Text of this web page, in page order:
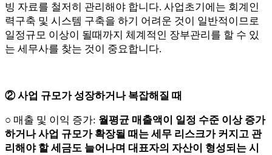
빙 자료를 철저히 관리해야 합니다. 사업초기에는 회계인
력구축 및 시스템 구축을 하기 어려운 것이 일반적이므로
일정규모 이상이 될때까지 체계적인 장부관리를 할 수 있
는 세무사를 찾는 것이 중요합니다.
② 사업 규모가 성장하거나 복잡해질 때
○ 매출 및 이익 증가: 월평균 매출액이 일정 수준 이상 증가
하거나 사업 규모가 확장될 때는 세무 리스크가 커지고 관
리해야 할 세금도 늘어나며 대표자의 자산이 형성되는 시